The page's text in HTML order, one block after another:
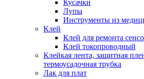
Кусачки
Лупы
Инструменты из
Клей
Клей для ремонта
Клей токопроводный
Клейкая лента, защитная
термоусадочная трубка
Лак для плат